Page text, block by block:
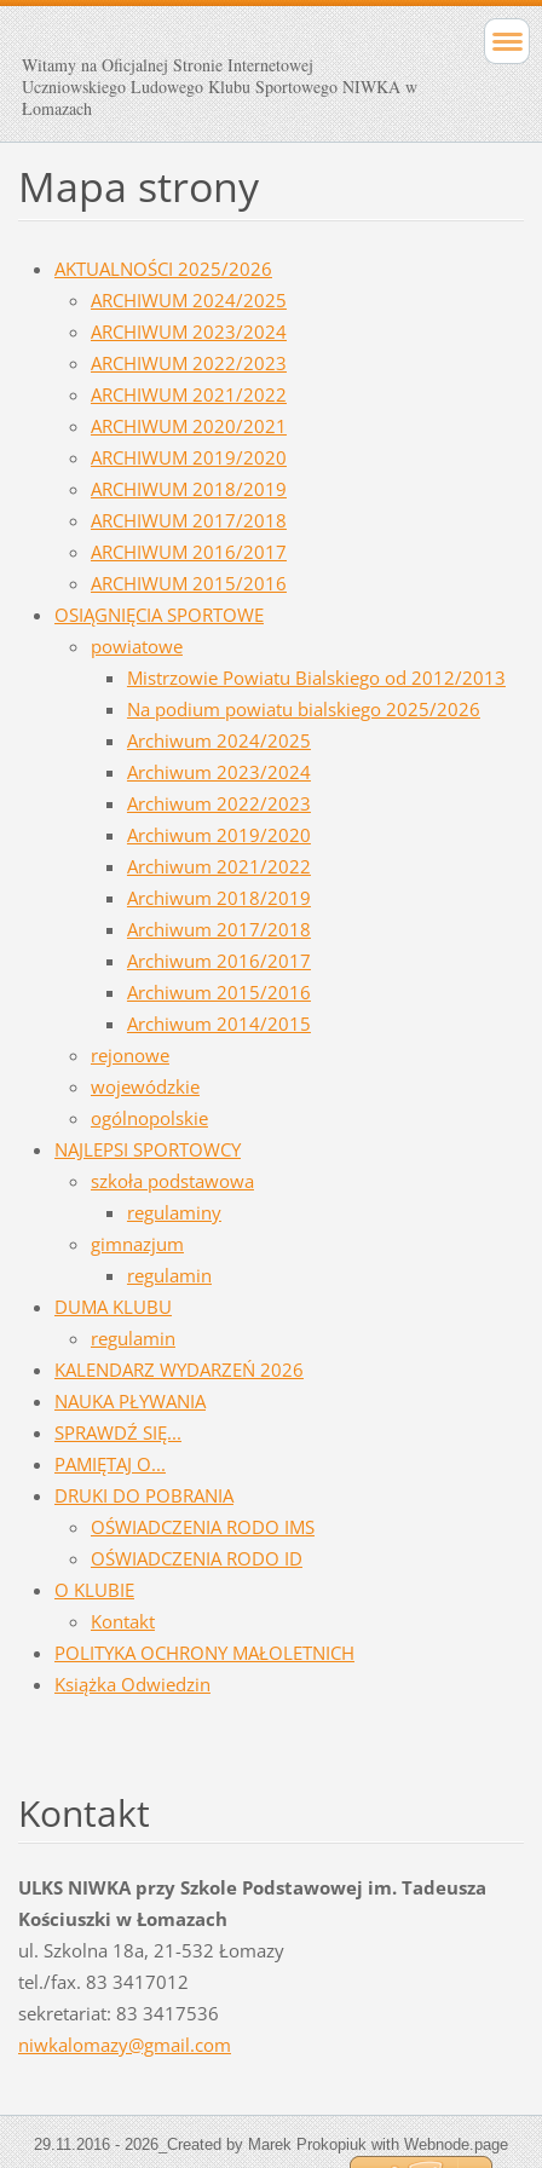
Witamy na Oficjalnej Stronie Internetowej
Uczniowskiego Ludowego Klubu Sportowego NIWKA w
Łomazach
Mapa strony
AKTUALNOŚCI 2025/2026
ARCHIWUM 2024/2025
ARCHIWUM 2023/2024
ARCHIWUM 2022/2023
ARCHIWUM 2021/2022
ARCHIWUM 2020/2021
ARCHIWUM 2019/2020
ARCHIWUM 2018/2019
ARCHIWUM 2017/2018
ARCHIWUM 2016/2017
ARCHIWUM 2015/2016
OSIĄGNIĘCIA SPORTOWE
powiatowe
Mistrzowie Powiatu Bialskiego od 2012/2013
Na podium powiatu bialskiego 2025/2026
Archiwum 2024/2025
Archiwum 2023/2024
Archiwum 2022/2023
Archiwum 2019/2020
Archiwum 2021/2022
Archiwum 2018/2019
Archiwum 2017/2018
Archiwum 2016/2017
Archiwum 2015/2016
Archiwum 2014/2015
rejonowe
wojewódzkie
ogólnopolskie
NAJLEPSI SPORTOWCY
szkoła podstawowa
regulaminy
gimnazjum
regulamin
DUMA KLUBU
regulamin
KALENDARZ WYDARZEŃ 2026
NAUKA PŁYWANIA
SPRAWDŹ SIĘ...
PAMIĘTAJ O...
DRUKI DO POBRANIA
OŚWIADCZENIA RODO IMS
OŚWIADCZENIA RODO ID
O KLUBIE
Kontakt
POLITYKA OCHRONY MAŁOLETNICH
Książka Odwiedzin
Kontakt
ULKS NIWKA przy Szkole Podstawowej im. Tadeusza
Kościuszki w Łomazach
ul. Szkolna 18a, 21-532 Łomazy
tel./fax. 83 3417012
sekretariat: 83 3417536
niwkalomazy@gmail.com
29.11.2016 - 2026_Created by Marek Prokopiuk with Webnode.page